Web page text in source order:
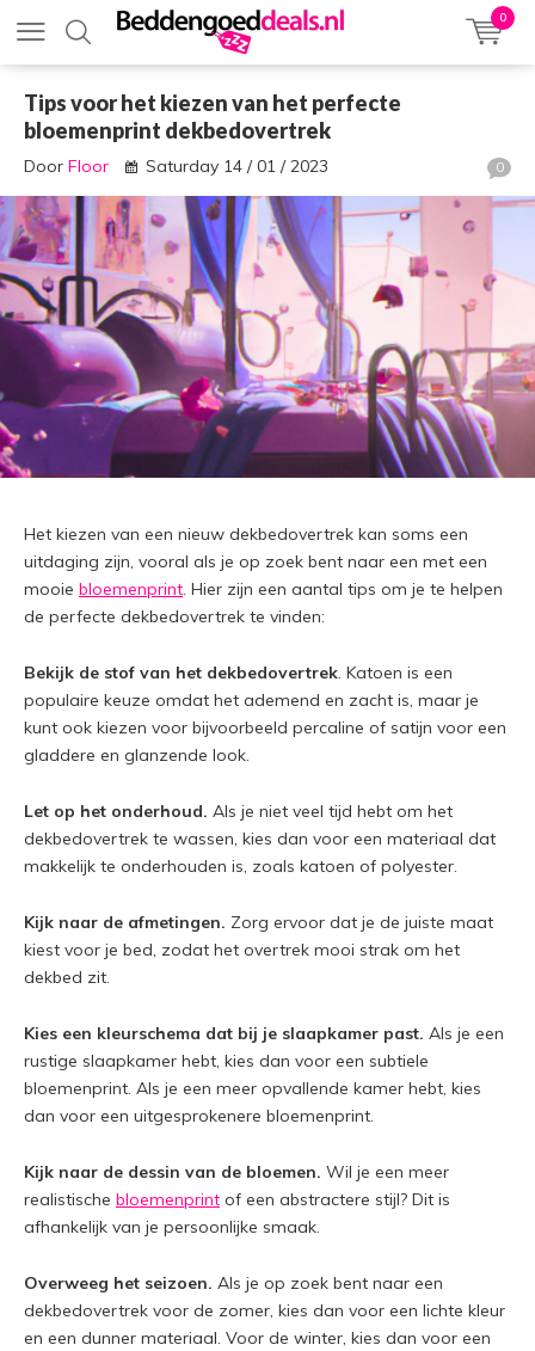
0
Tips voor het kiezen van het perfecte
bloemenprint dekbedovertrek
Door Floor Saturday 14 / 01 / 2023 0
Het kiezen van een nieuw dekbedovertrek kan soms een
uitdaging zijn, vooral als je op zoek bent naar een met een
mooie bloemenprint. Hier zijn een aantal tips om je te helpen
de perfecte dekbedovertrek te vinden:
Bekijk de stof van het dekbedovertrek. Katoen is een
populaire keuze omdat het ademend en zacht is, maar je
kunt ook kiezen voor bijvoorbeeld percaline of satijn voor een
gladdere en glanzende look.
Let op het onderhoud. Als je niet veel tijd hebt om het
dekbedovertrek te wassen, kies dan voor een materiaal dat
makkelijk te onderhouden is, zoals katoen of polyester.
Kijk naar de afmetingen. Zorg ervoor dat je de juiste maat
kiest voor je bed, zodat het overtrek mooi strak om het
dekbed zit.
Kies een kleurschema dat bij je slaapkamer past. Als je een
rustige slaapkamer hebt, kies dan voor een subtiele
bloemenprint. Als je een meer opvallende kamer hebt, kies
dan voor een uitgesprokenere bloemenprint.
Kijk naar de dessin van de bloemen. Wil je een meer
realistische bloemenprint of een abstractere stijl? Dit is
afhankelijk van je persoonlijke smaak.
Overweeg het seizoen. Als je op zoek bent naar een
dekbedovertrek voor de zomer, kies dan voor een lichte kleur
en een dunner materiaal. Voor de winter, kies dan voor een